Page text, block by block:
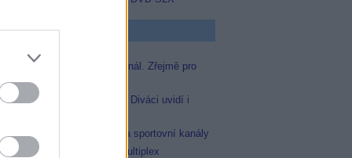
Zprávičky
Skylink spustil nový Test kanál. Zřejmě pro
Prima sport
zařadí Prima sport. Diváci uvidí i
AMC získala licence pro dva sportovní kanály
Du převzal další multiplex